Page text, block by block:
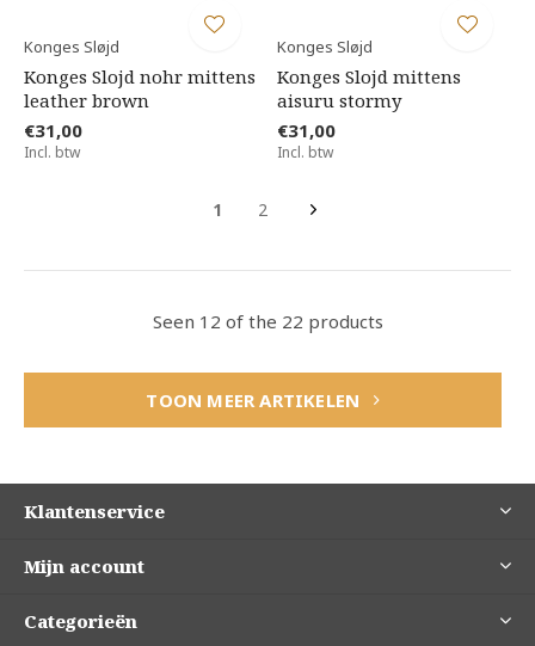
Konges Sløjd
Konges Slojd nohr mittens
leather brown
€31,00
Incl. btw
Konges Sløjd
Konges Slojd mittens
aisuru stormy
€31,00
Incl. btw
1 2
Seen 12 of the 22 products
TOON MEER ARTIKELEN
Klantenservice
Mijn account
Categorieën